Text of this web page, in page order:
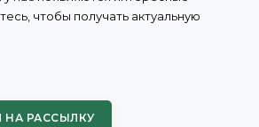
чтобы получать актуальную
НА РАССЫЛКУ